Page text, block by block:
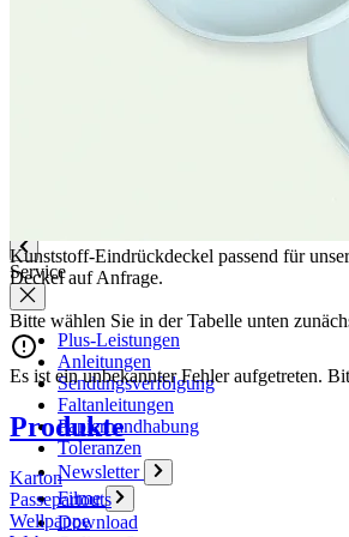
Service
Plus-Leistungen
Anleitungen
Sendungsverfolgung
Faltanleitungen
Papierhandhabung
Toleranzen
Newsletter
Filme
Download
Kunststoff-Eindrückdeckel passend für
Deckel auf Anfrage.
Bitte wählen Sie in der Tabelle unten
Es ist ein unbekannter Fehler aufgetreten.
Produkte
Karton
Passepartouts
Wellpappe